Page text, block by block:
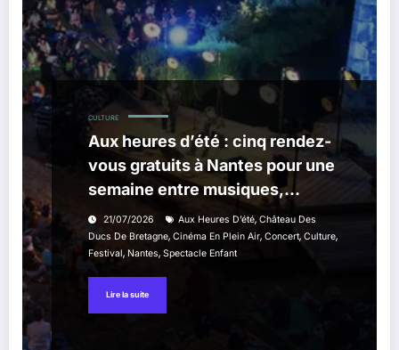
CULTURE
Aux heures d’été : cinq rendez-
vous gratuits à Nantes pour une
semaine entre musiques,
cinéma et littérature
21/07/2026 Aux Heures D’été, Château Des
Ducs De Bretagne, Cinéma En Plein Air, Concert, Culture,
Festival, Nantes, Spectacle Enfant
Lire la suite